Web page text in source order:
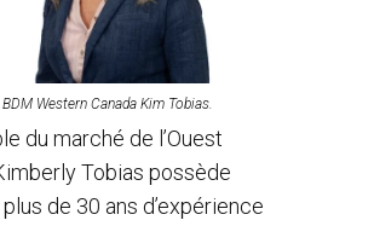
Western Canada Kim Tobias.
du marché de l’Ouest
Tobias possède
de 30 ans d’expérience